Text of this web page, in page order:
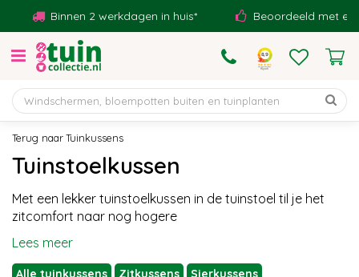
Tuinkussens
Binnen 2 werkdagen in huis* Beoordeeld met een 9,1!
Tuinstoelkussen
Met een lekker tuinstoelkussen in de tuinstoel til je het
zitcomfort naar nog hogere
Lees meer
Alle tuinkussens Zitkussens
Sierkussens